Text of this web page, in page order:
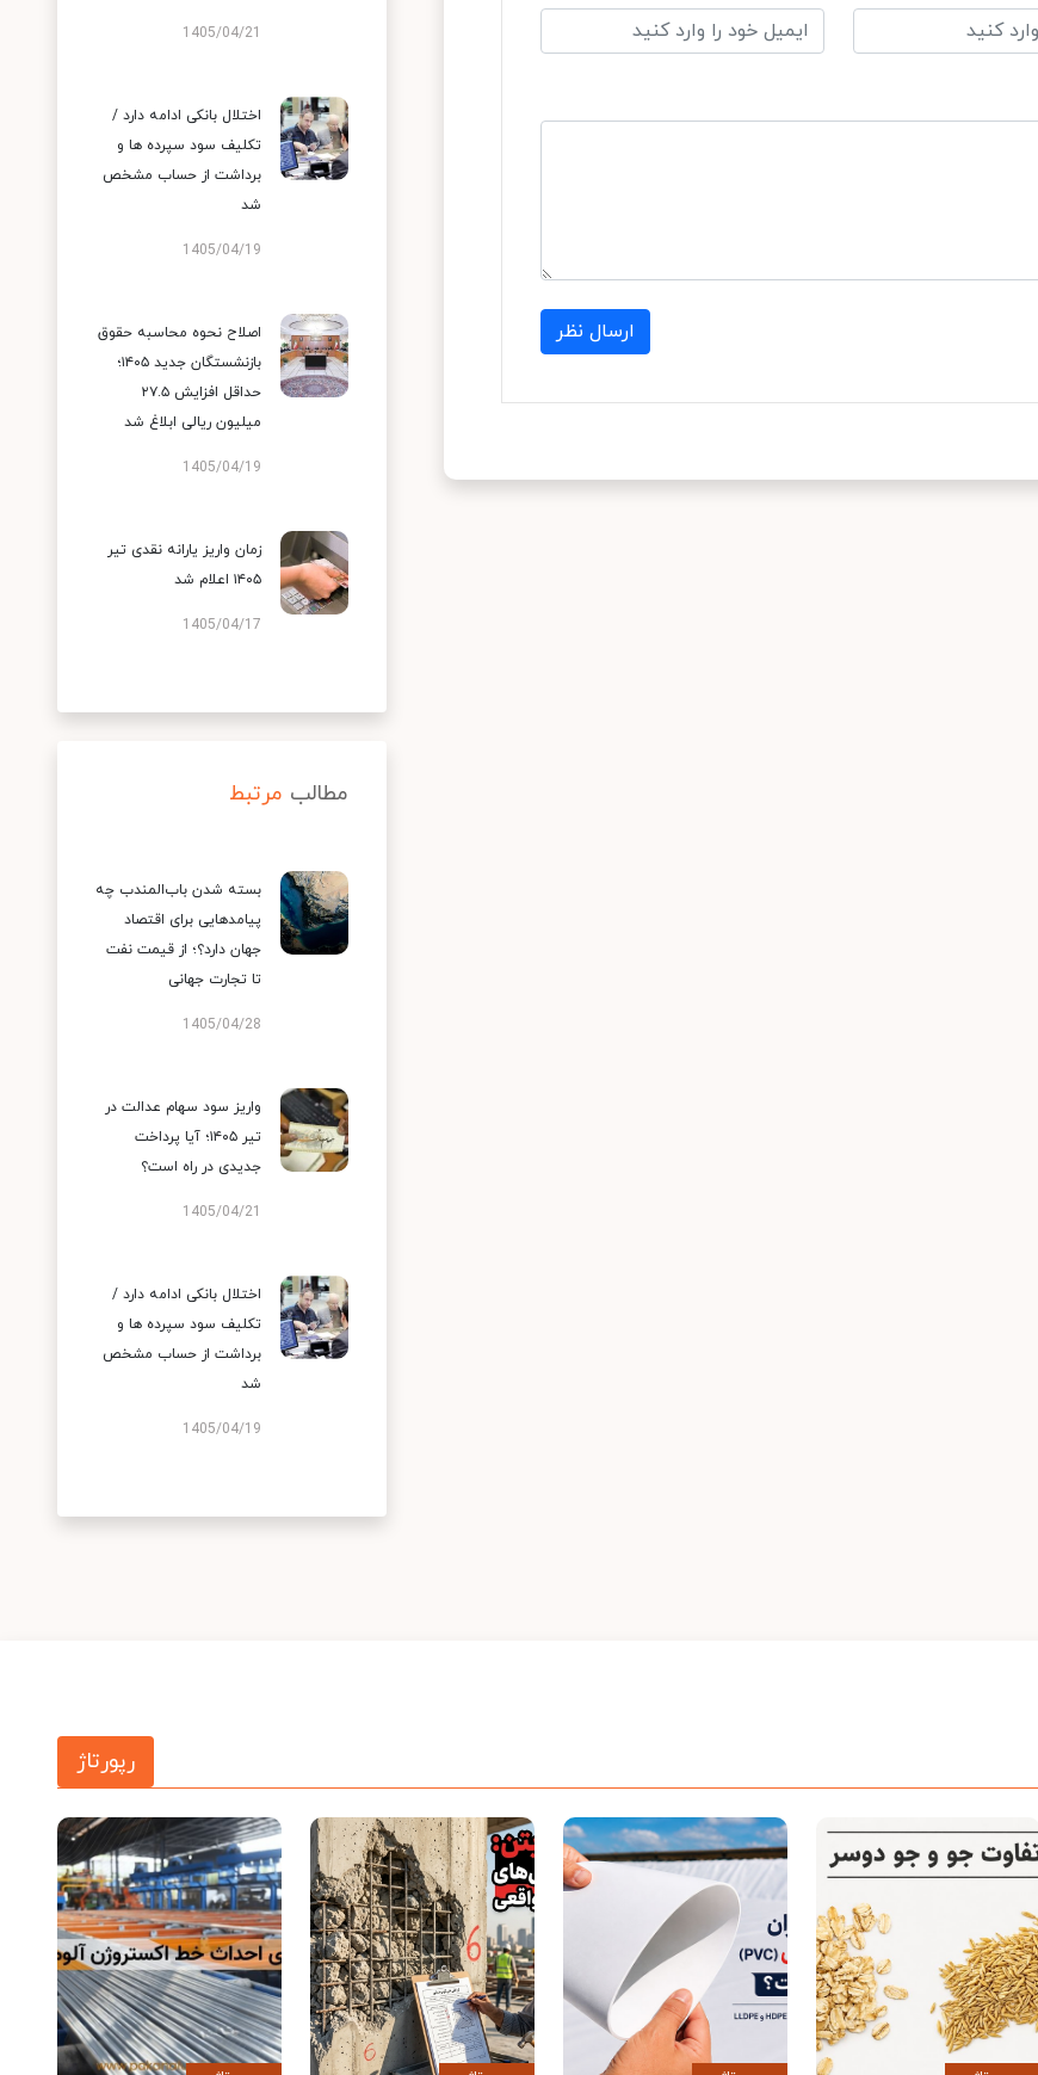
ارسال نظر
1405/04/21
اختلال بانکی ادامه دارد /
تکلیف سود سپرده ها و
برداشت از حساب مشخص
شد
1405/04/19
اصلاح نحوه محاسبه حقوق
بازنشستگان جدید ۱۴۰۵؛
حداقل افزایش ۲۷.۵
میلیون ریالی ابلاغ شد
1405/04/19
زمان واریز یارانه نقدی تیر
۱۴۰۵ اعلام شد
1405/04/17
مطالب مرتبط
بسته شدن باب‌المندب چه
پیامدهایی برای اقتصاد
جهان دارد؟؛ از قیمت نفت
تا تجارت جهانی
1405/04/28
واریز سود سهام عدالت در
تیر ۱۴۰۵؛ آیا پرداخت
جدیدی در راه است؟
1405/04/21
اختلال بانکی ادامه دارد /
تکلیف سود سپرده ها و
برداشت از حساب مشخص
شد
1405/04/19
رپورتاژ